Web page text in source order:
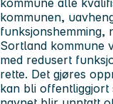
kommunen,
funksjonshemming,
Sortland kommune
med redusert
rette. Det gjøres
kan bli offentliggjort